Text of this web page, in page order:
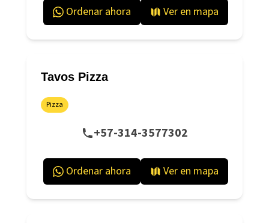
Ordenar ahora Ver en mapa
Tavos Pizza
Pizza
+57-314-3577302
Ordenar ahora Ver en mapa